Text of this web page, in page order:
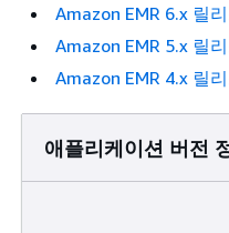
Amazon EMR 6.x 릴
Amazon EMR 5.x 릴
Amazon EMR 4.x 릴
애플리케이션 버전